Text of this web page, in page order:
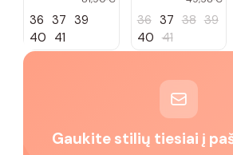
baltos spalvos
36 37 39
40 41
36 37 38 39
40 41
Gaukite stilių tiesiai į